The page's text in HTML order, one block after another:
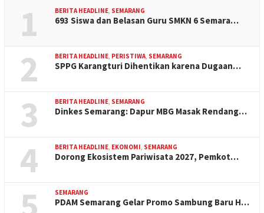
1 BERITA HEADLINE SEMARANG
693 Siswa dan Belasan Guru SMKN 6 Semara…
2 BERITA HEADLINE PERISTIWA SEMARANG
SPPG Karangturi Dihentikan karena Dugaan…
3 BERITA HEADLINE SEMARANG
Dinkes Semarang: Dapur MBG Masak Rendang…
4 BERITA HEADLINE EKONOMI SEMARANG
Dorong Ekosistem Pariwisata 2027, Pemkot…
SEMARANG
PDAM Semarang Gelar Promo Sambung Baru H…